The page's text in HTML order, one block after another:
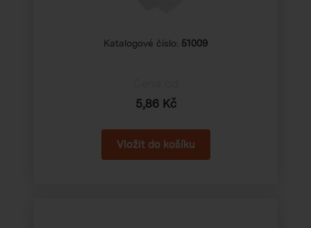
Katalogové číslo: 51009
5,86 Kč